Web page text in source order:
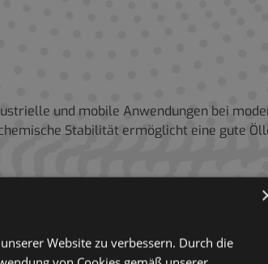
und mobile Anwendungen bei
Stabilität ermöglicht eine gute
Website zu verbessern. Durch die